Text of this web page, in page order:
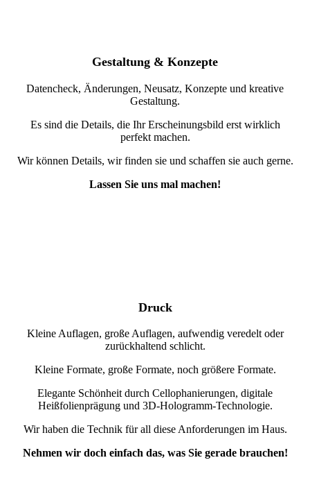
Gestaltung & Konzepte
Datencheck, Änderungen, Neusatz, Konzepte und kreative
Gestaltung.
Es sind die Details, die Ihr Erscheinungsbild erst wirklich
perfekt machen.
Wir können Details, wir finden sie und schaffen sie auch gerne.
Lassen Sie uns mal machen!
Druck
Kleine Auflagen, große Auflagen, aufwendig veredelt oder
zurückhaltend schlicht.
Kleine Formate, große Formate, noch größere Formate.
Elegante Schönheit durch Cellophanierungen, digitale
Heißfolienprägung und 3D-Hologramm-Technologie.
Wir haben die Technik für all diese Anforderungen im Haus.
Nehmen wir doch einfach das, was Sie gerade brauchen!